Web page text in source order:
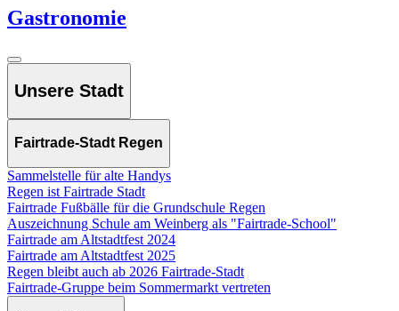
Gastronomie
Unsere Stadt
Fairtrade-Stadt Regen
Sammelstelle für alte Handys
Regen ist Fairtrade Stadt
Fairtrade Fußbälle für die Grundschule Regen
Auszeichnung Schule am Weinberg als "Fairtrade-School"
Fairtrade am Altstadtfest 2024
Fairtrade am Altstadtfest 2025
Regen bleibt auch ab 2026 Fairtrade-Stadt
Fairtrade-Gruppe beim Sommermarkt vertreten